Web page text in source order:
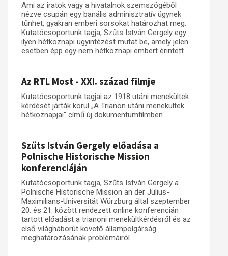
Ami az iratok vagy a hivatalnok szemszögéből
nézve csupán egy banális adminisztratív ügynek
tűnhet, gyakran emberi sorsokat határozhat meg.
Kutatócsoportunk tagja, Szűts István Gergely egy
ilyen hétköznapi ügyintézést mutat be, amely jelen
esetben épp egy nem hétköznapi embert érintett.
Az RTL Most - XXI. század filmje
Kutatócsoportunk tagjai az 1918 utáni menekültek
kérdését járták körül „A Trianon utáni menekültek
hétköznapjai” című új dokumentumfilmben.
Szűts István Gergely előadása a
Polnische Historische Mission
konferenciáján
Kutatócsoportunk tagja, Szűts István Gergely a
Polnische Historische Mission an der Julius-
Maximilians-Universität Würzburg által szeptember
20. és 21. között rendezett online konferencián
tartott előadást a trianoni menekültkérdésről és az
első világháborút követő állampolgárság
meghatározásának problémáiról.